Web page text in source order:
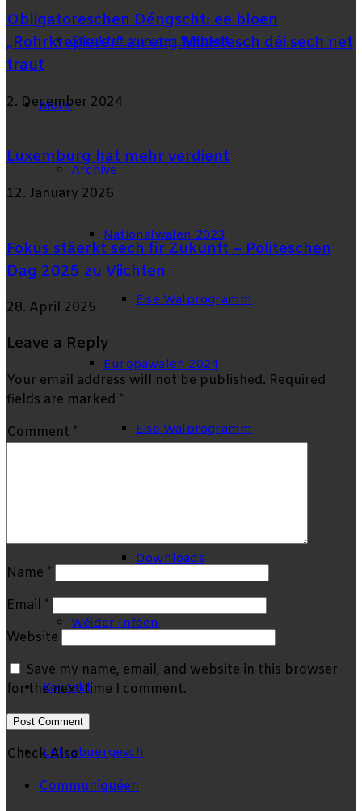
Struktur vun der Websäit
More
Archive
Nationalwalen 2023
Eise Walprogramm
Europawalen 2024
Eise Walprogramm
Downloads
Wéider Infoen
Kontakt
Lëtzebuergesch
Obligatoreschen Déngscht: ee bloen
„Rohrkrepierer“ an eng Ministesch déi sech net
traut
2. December 2024
Luxemburg hat mehr verdient
12. January 2026
Fokus stäerkt sech fir Zukunft – Politeschen
Dag 2025 zu Viichten
28. April 2025
Leave a Reply
Your email address will not be published. Required
fields are marked *
Comment *
Name *
Email *
Website
Save my name, email, and website in this browser
for the next time I comment.
Check Also
Communiquéen